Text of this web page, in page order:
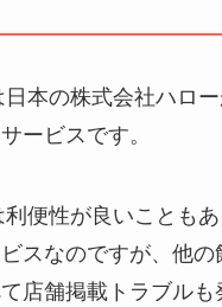
【怪し
口コミ
Liteの口
実際ど
本の株式会社ハロ
ービスです。
便性が良いことも
スなのですが、他の
店舗掲載トラブルも